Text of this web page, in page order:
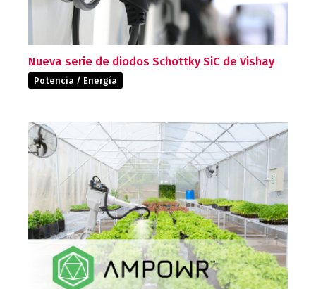
Nueva serie de diodos Schottky SiC de Vishay
Potencia / Energía